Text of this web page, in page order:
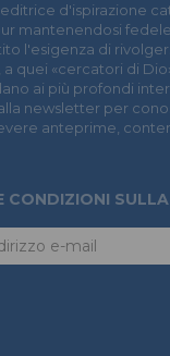
d'ispirazione
mantenendosi
l'esigenza di
quei «cercatori di
ai più profondi
newsletter per
anteprime,
CONDIZIONI SULLA